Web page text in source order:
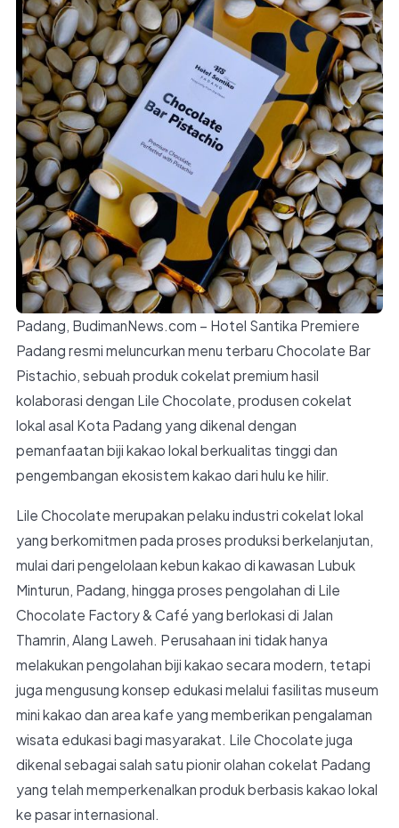
Padang, BudimanNews.com – Hotel Santika Premiere
Padang resmi meluncurkan menu terbaru Chocolate Bar
Pistachio, sebuah produk cokelat premium hasil
kolaborasi dengan Lile Chocolate, produsen cokelat
lokal asal Kota Padang yang dikenal dengan
pemanfaatan biji kakao lokal berkualitas tinggi dan
pengembangan ekosistem kakao dari hulu ke hilir.
Lile Chocolate merupakan pelaku industri cokelat lokal
yang berkomitmen pada proses produksi berkelanjutan,
mulai dari pengelolaan kebun kakao di kawasan Lubuk
Minturun, Padang, hingga proses pengolahan di Lile
Chocolate Factory & Café yang berlokasi di Jalan
Thamrin, Alang Laweh. Perusahaan ini tidak hanya
melakukan pengolahan biji kakao secara modern, tetapi
juga mengusung konsep edukasi melalui fasilitas museum
mini kakao dan area kafe yang memberikan pengalaman
wisata edukasi bagi masyarakat. Lile Chocolate juga
dikenal sebagai salah satu pionir olahan cokelat Padang
yang telah memperkenalkan produk berbasis kakao lokal
ke pasar internasional.